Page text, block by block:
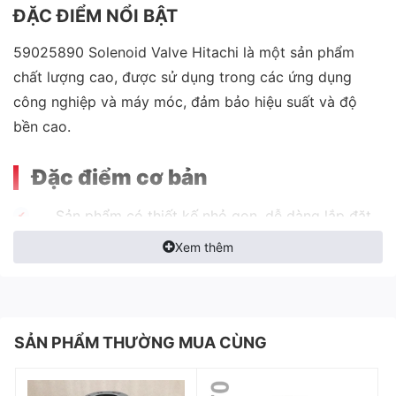
ĐẶC ĐIỂM NỔI BẬT
59025890 Solenoid Valve Hitachi là một sản phẩm
chất lượng cao, được sử dụng trong các ứng dụng
công nghiệp và máy móc, đảm bảo hiệu suất và độ
bền cao.
Đặc điểm cơ bản
Sản phẩm có thiết kế nhỏ gọn, dễ dàng lắp đặt
Chất liệu được làm từ thép không gỉ, hợp kim
phẩm có độ bền cao.
Xem thêm
SẢN PHẨM THƯỜNG MUA CÙNG